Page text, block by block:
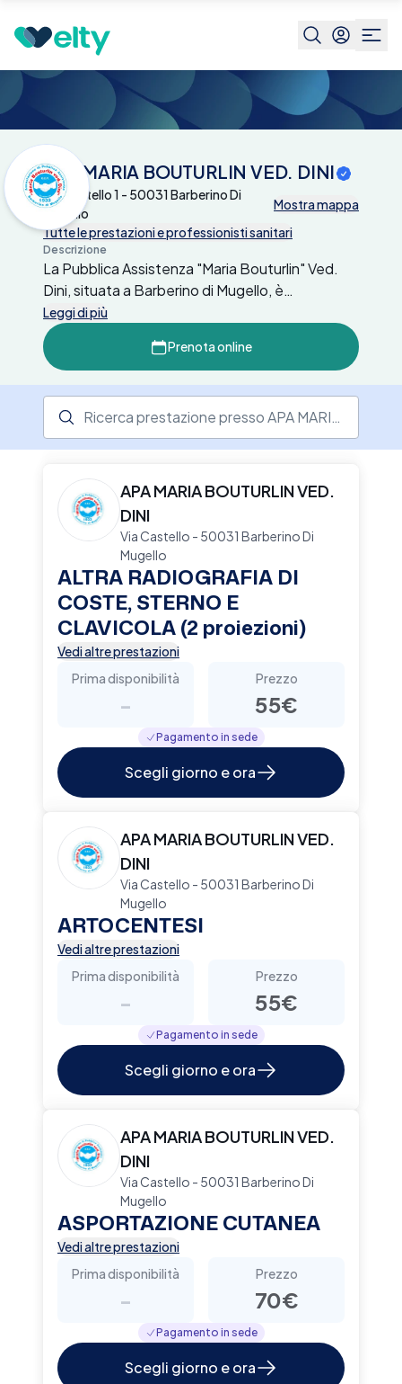
APA MARIA BOUTURLIN VED. DINI
Via Castello 1 - 50031 Barberino Di
Mugello
Mostra mappa
Tutte le prestazioni e professionisti sanitari
Descrizione
La Pubblica Assistenza "Maria Bouturlin" Ved.
Dini, situata a Barberino di Mugello, è
un'organizzazione di volontariato che offre
servizi sanitari e sociali accreditati e
convenzionati con il Servizio Sanitario
Nazionale. Gestisce un poliambulatorio
specialistico con prestazioni in cardiologia,
angiologia, fisioterapia e radiologia, operativo
dal lunedì al sabato. Fornisce trasporti sanitari
trasporti ordinari per ricoveri e dialisi, e trasporti
sociali verso centri convenzionati.
L'associazione, sostenuta da volontari e
personale qualificato, è un punto di riferimento
per la comunità locale, offrendo anche servizi di
medicina generale tramite ambulatori a
Barberino di Mugello.
Leggi di più
Prenota online
APA MARIA BOUTURLIN VED.
DINI
Via Castello - 50031 Barberino Di
Mugello
ALTRA RADIOGRAFIA DI
COSTE, STERNO E
CLAVICOLA (2 proiezioni)
Vedi altre prestazioni
Prima disponibilità
-
Prezzo
55€
Pagamento in sede
Scegli giorno e ora
APA MARIA BOUTURLIN VED.
DINI
Via Castello - 50031 Barberino Di
Mugello
ARTOCENTESI
Vedi altre prestazioni
Prima disponibilità
-
Prezzo
55€
Pagamento in sede
Scegli giorno e ora
APA MARIA BOUTURLIN VED.
DINI
Via Castello - 50031 Barberino Di
Mugello
ASPORTAZIONE CUTANEA
Vedi altre prestazioni
Prima disponibilità
-
Prezzo
70€
Pagamento in sede
Scegli giorno e ora